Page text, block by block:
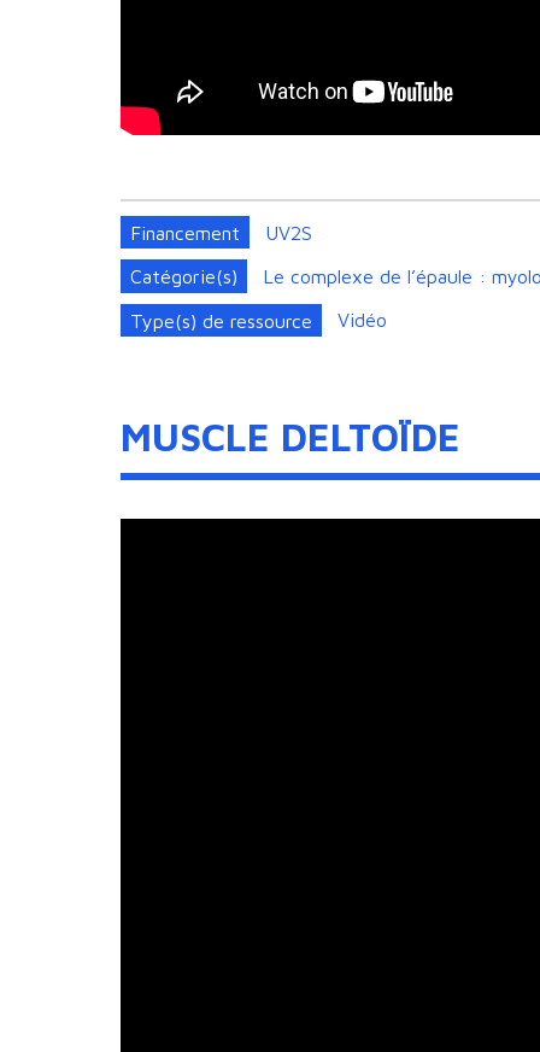
Financement UV2S
Catégorie(s) Le complexe de l’épaule :
Type(s) de ressource Vidéo
MUSCLE DELTOÏDE